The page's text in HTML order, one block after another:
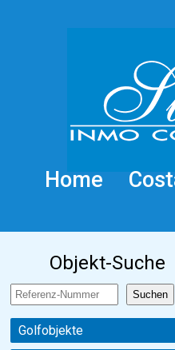
Home
Objekt-Suche
Golfobjekte